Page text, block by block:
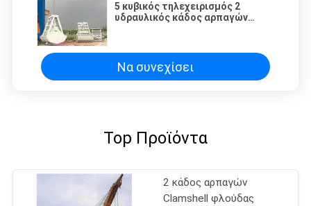
5 κυβικός τηλεχειρισμός 2
υδραυλικός κάδος αρπαγών
Να συνεχίσει
Top Προϊόντα
2 κάδος αρπαγών
Clamshell φλούδας